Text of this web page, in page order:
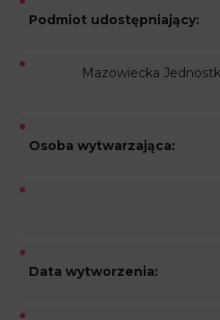
Podmiot udostępniający:
Mazowiecka
Osoba wytwarzająca:
Data wytworzenia: